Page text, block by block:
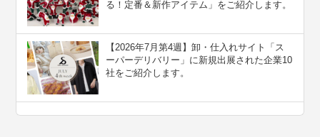
る！定番＆新作アイテム」をご紹介します。
【2026年7月第4週】卸・仕入れサイト「ス
ーパーデリバリー」に新規出展された企業10
社をご紹介します。